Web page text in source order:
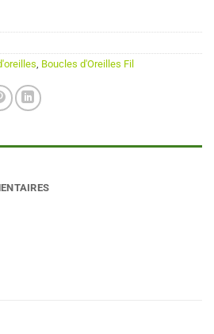
, Boucles d'Oreilles Fil